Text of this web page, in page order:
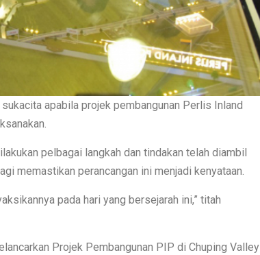
apabila projek pembangunan Perlis Inland
pelbagai langkah dan tindakan telah diambil
memastikan perancangan ini menjadi kenyataan.
pada hari yang bersejarah ini,” titah
Projek Pembangunan PIP di Chuping Valley